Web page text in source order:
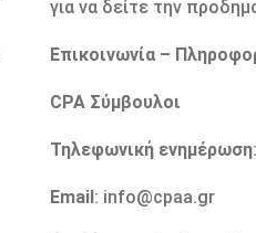
για να δείτε την
Επικοινωνία –
CPA Σύμβουλοι
Τηλεφωνική ενημέρωση
Εmail : info@cpaa.gr